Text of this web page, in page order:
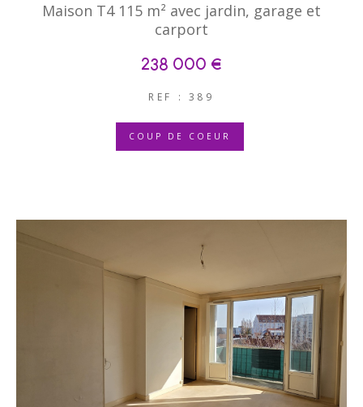
Maison T4 115 m² avec jardin, garage et
carport
238 000 €
REF : 389
COUP DE COEUR